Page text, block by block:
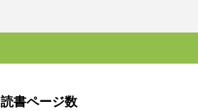
読書ページ数